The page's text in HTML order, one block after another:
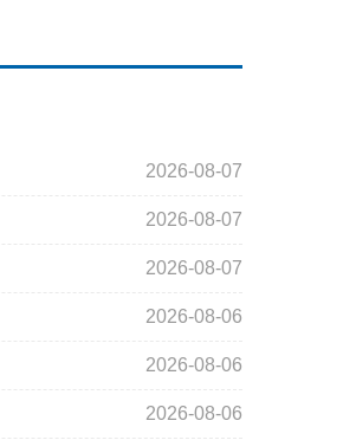
2026-08-07
2026-08-07
2026-08-07
2026-08-06
2026-08-06
2026-08-06